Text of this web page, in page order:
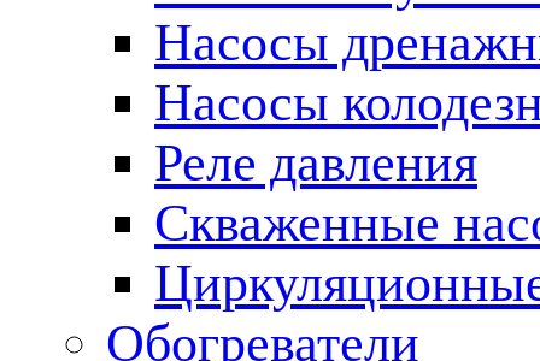
Насосы
Насосы
Реле давления
Скваженные
Обогреватели